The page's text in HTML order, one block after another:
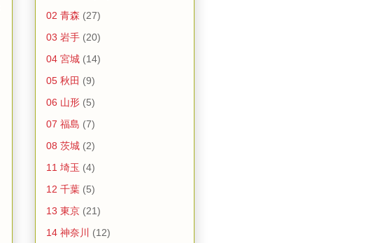
02 青森 (27)
03 岩手 (20)
04 宮城 (14)
05 秋田 (9)
06 山形 (5)
07 福島 (7)
08 茨城 (2)
11 埼玉 (4)
12 千葉 (5)
13 東京 (21)
14 神奈川
(12)